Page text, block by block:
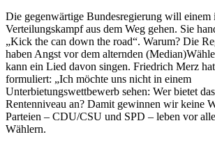
Die gegenwärtige Bundesregierung will einem
Verteilungskampf aus dem Weg gehen. Sie
„Kick the can down the road“. Warum? Die
haben Angst vor dem alternden
kann ein Lied davon singen. Friedrich Merz
formuliert: „Ich möchte uns nicht in einem
Unterbietungswettbewerb sehen: Wer bietet
Rentenniveau an? Damit gewinnen wir keine
Parteien – CDU/CSU und SPD – leben vor
Wählern.